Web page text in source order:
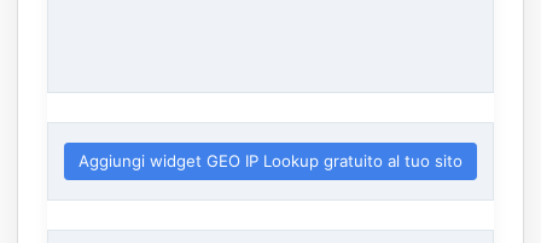
Aggiungi widget GEO IP Lookup gratuito al tuo sito